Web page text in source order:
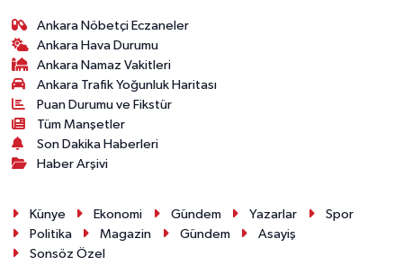
Ankara Nöbetçi Eczaneler
Ankara Hava Durumu
Ankara Namaz Vakitleri
Ankara Trafik Yoğunluk Haritası
Puan Durumu ve Fikstür
Tüm Manşetler
Son Dakika Haberleri
Haber Arşivi
Künye Ekonomi Gündem Yazarlar
Spor
Politika
Magazin Gündem
Asayiş
Sonsöz Özel